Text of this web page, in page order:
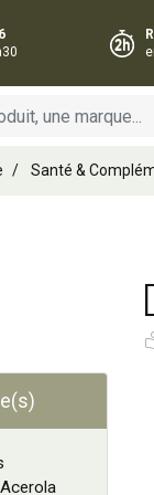
Santé &